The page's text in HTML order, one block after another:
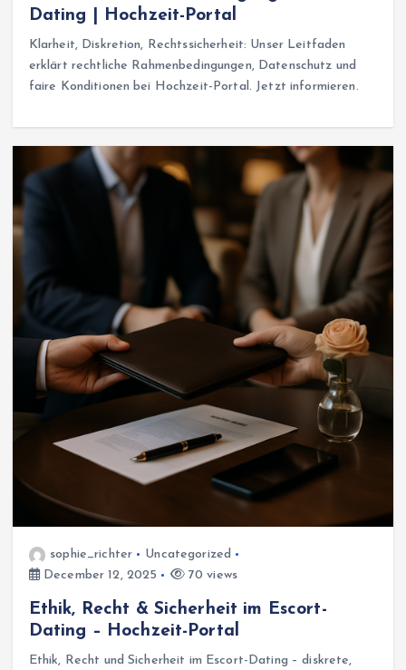
Dating | Hochzeit-Portal
Klarheit, Diskretion, Rechtssicherheit: Unser Leitfaden
erklärt rechtliche Rahmenbedingungen, Datenschutz und
faire Konditionen bei Hochzeit-Portal. Jetzt informieren.
sophie_richter
Uncategorized
December 12, 2025
70 views
Ethik, Recht & Sicherheit im Escort-
Dating – Hochzeit-Portal
Ethik, Recht und Sicherheit im Escort-Dating – diskrete,